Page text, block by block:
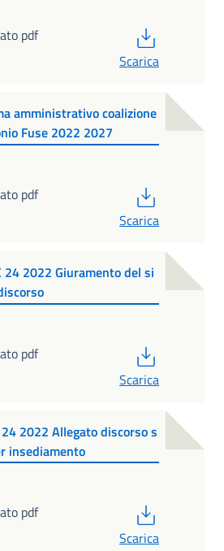
pdf
Scarica
amministrativo coalizione
Fuse 2022 2027
pdf
Scarica
24 2022 Giuramento del si
pdf
Scarica
24 2022 Allegato discorso s
insediamento
pdf
Scarica